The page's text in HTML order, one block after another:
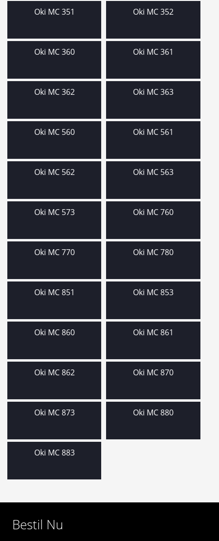
Oki MC 351 Oki MC 352
Oki MC 360 Oki MC 361
Oki MC 362 Oki MC 363
Oki MC 560 Oki MC 561
Oki MC 562 Oki MC 563
Oki MC 573 Oki MC 760
Oki MC 770 Oki MC 780
Oki MC 851 Oki MC 853
Oki MC 860 Oki MC 861
Oki MC 862 Oki MC 870
Oki MC 873 Oki MC 880
Oki MC 883
Bestil Nu